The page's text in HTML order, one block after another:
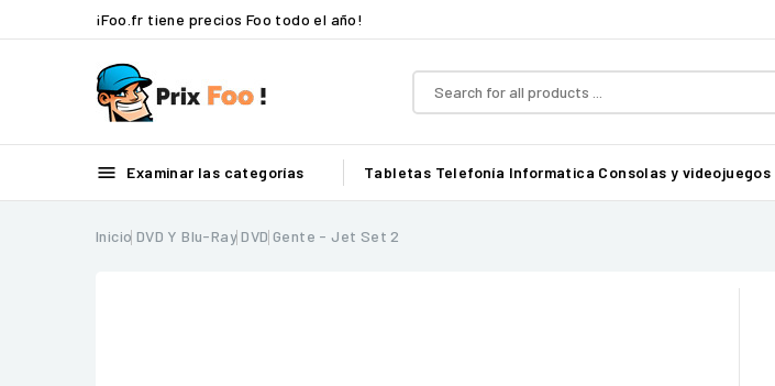
¡Foo.fr tiene precios Foo todo el año!
 Examinar las categorías Tabletas Telefonía Informatica Consolas y videojuegos
Inicio DVD Y Blu-Ray DVD Gente - Jet Set 2